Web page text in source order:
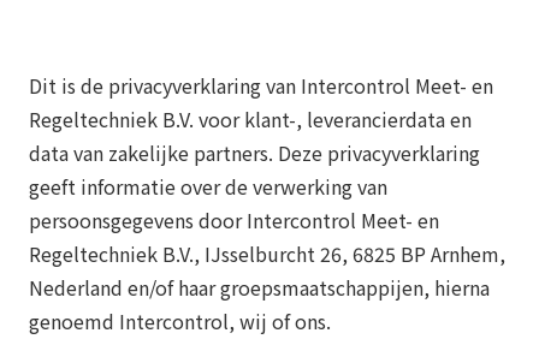
Dit is de privacyverklaring van Intercontrol Meet- en
Regeltechniek B.V. voor klant-, leverancierdata en
data van zakelijke partners. Deze privacyverklaring
geeft informatie over de verwerking van
persoonsgegevens door Intercontrol Meet- en
Regeltechniek B.V., IJsselburcht 26, 6825 BP Arnhem,
Nederland en/of haar groepsmaatschappijen, hierna
genoemd Intercontrol, wij of ons.